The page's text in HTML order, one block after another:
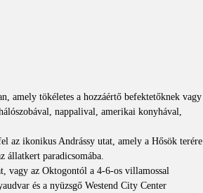
amely tökéletes a hozzáértő befektetőknek vagy
nappalival, amerikai konyhával,
az ikonikus Andrássy utat, amely a Hősök terére
állatkert paradicsomába.
vagy az Oktogontól a 4-6-os villamossal
és a nyüzsgő Westend City Center